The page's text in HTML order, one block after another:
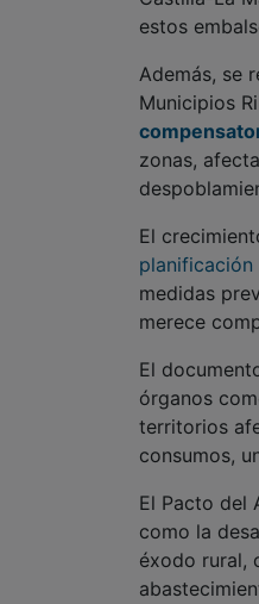
estos
Además, se
Municipios
zonas,
El
medidas
merece
El
órganos
territorios
consumos,
El Pacto del
como la
éxodo rural,